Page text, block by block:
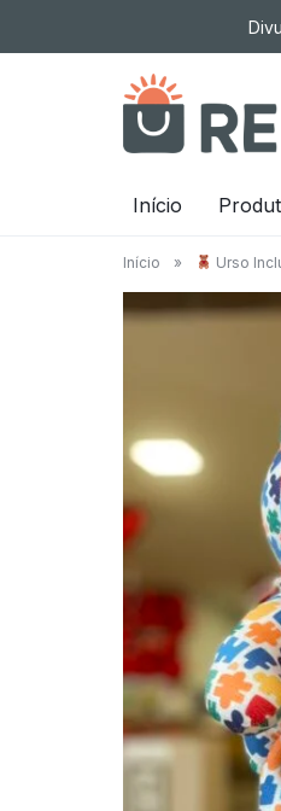
decente
para
quem
mais
precisa!
Início
Início » Urso